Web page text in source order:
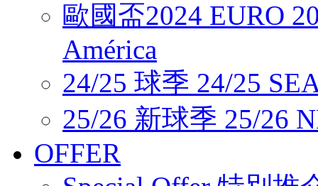
歐國盃2024 EURO
América
24/25 球季 24/25
25/26 新球季 25/26
OFFER